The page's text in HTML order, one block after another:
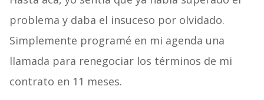
problema y daba el insuceso por olvidado.
Simplemente programé en mi agenda una
llamada para renegociar los términos de mi
contrato en 11 meses.